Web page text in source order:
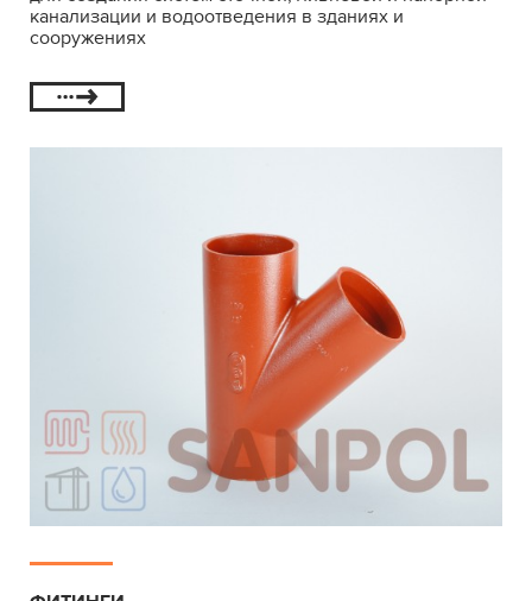
канализации и водоотведения в зданиях и
сооружениях